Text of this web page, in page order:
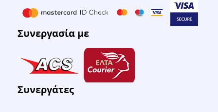
Συνεργασία με
Συνεργάτες